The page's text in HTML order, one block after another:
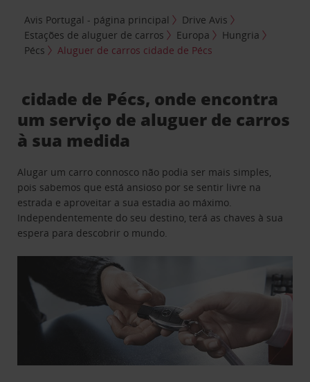
Avis Portugal - página principal
Drive Avis
Estações de aluguer de carros
Europa
Hungria
Pécs
Aluguer de carros cidade de Pécs
cidade de Pécs, onde encontra
um serviço de aluguer de carros
à sua medida
Alugar um carro connosco não podia ser mais simples,
pois sabemos que está ansioso por se sentir livre na
estrada e aproveitar a sua estadia ao máximo.
Independentemente do seu destino, terá as chaves à sua
espera para descobrir o mundo.